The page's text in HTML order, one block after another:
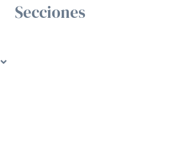
Secciones